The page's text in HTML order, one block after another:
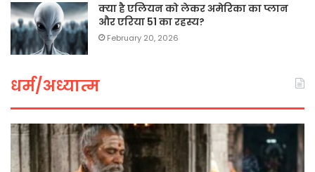
क्या है एलियन को लेकर अमेरिका का प्लान
और एरिया 51 का रहस्य?
February 20, 2026
धर्म/अध्यात्म